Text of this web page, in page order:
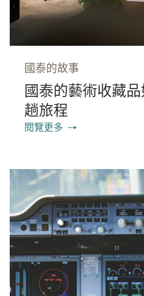
國泰的故事
國泰的藝術收藏
趟旅程
閱覽更多